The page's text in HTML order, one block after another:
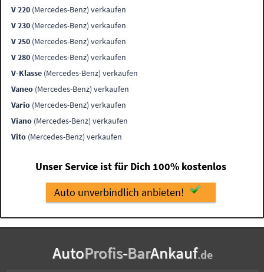
V 220 (Mercedes-Benz) verkaufen
V 230 (Mercedes-Benz) verkaufen
V 250 (Mercedes-Benz) verkaufen
V 280 (Mercedes-Benz) verkaufen
V-Klasse (Mercedes-Benz) verkaufen
Vaneo (Mercedes-Benz) verkaufen
Vario (Mercedes-Benz) verkaufen
Viano (Mercedes-Benz) verkaufen
Vito (Mercedes-Benz) verkaufen
Unser Service ist für Dich 100% kostenlos
Auto unverbindlich anbieten!
AutoProfis-BarAnkauf.de